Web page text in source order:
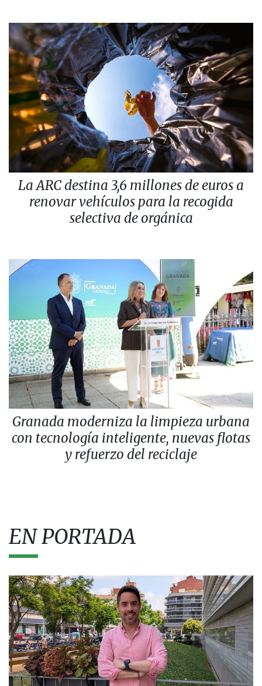
La ARC destina 3,6 millones de euros a
renovar vehículos para la recogida
selectiva de orgánica
Granada moderniza la limpieza urbana
con tecnología inteligente, nuevas flotas
y refuerzo del reciclaje
EN PORTADA